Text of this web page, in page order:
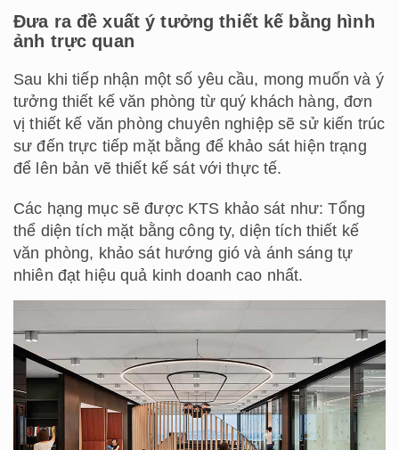
Đưa ra đề xuất ý tưởng thiết kế bằng hình
ảnh trực quan
Sau khi tiếp nhận một số yêu cầu, mong muốn và ý
tưởng thiết kế văn phòng từ quý khách hàng, đơn
vị thiết kế văn phòng chuyên nghiệp sẽ sử kiến trúc
sư đến trực tiếp mặt bằng để khảo sát hiện trạng
để lên bản vẽ thiết kế sát với thực tế.
Các hạng mục sẽ được KTS khảo sát như: Tổng
thể diện tích mặt bằng công ty, diện tích thiết kế
văn phòng, khảo sát hướng gió và ánh sáng tự
nhiên đạt hiệu quả kinh doanh cao nhất.